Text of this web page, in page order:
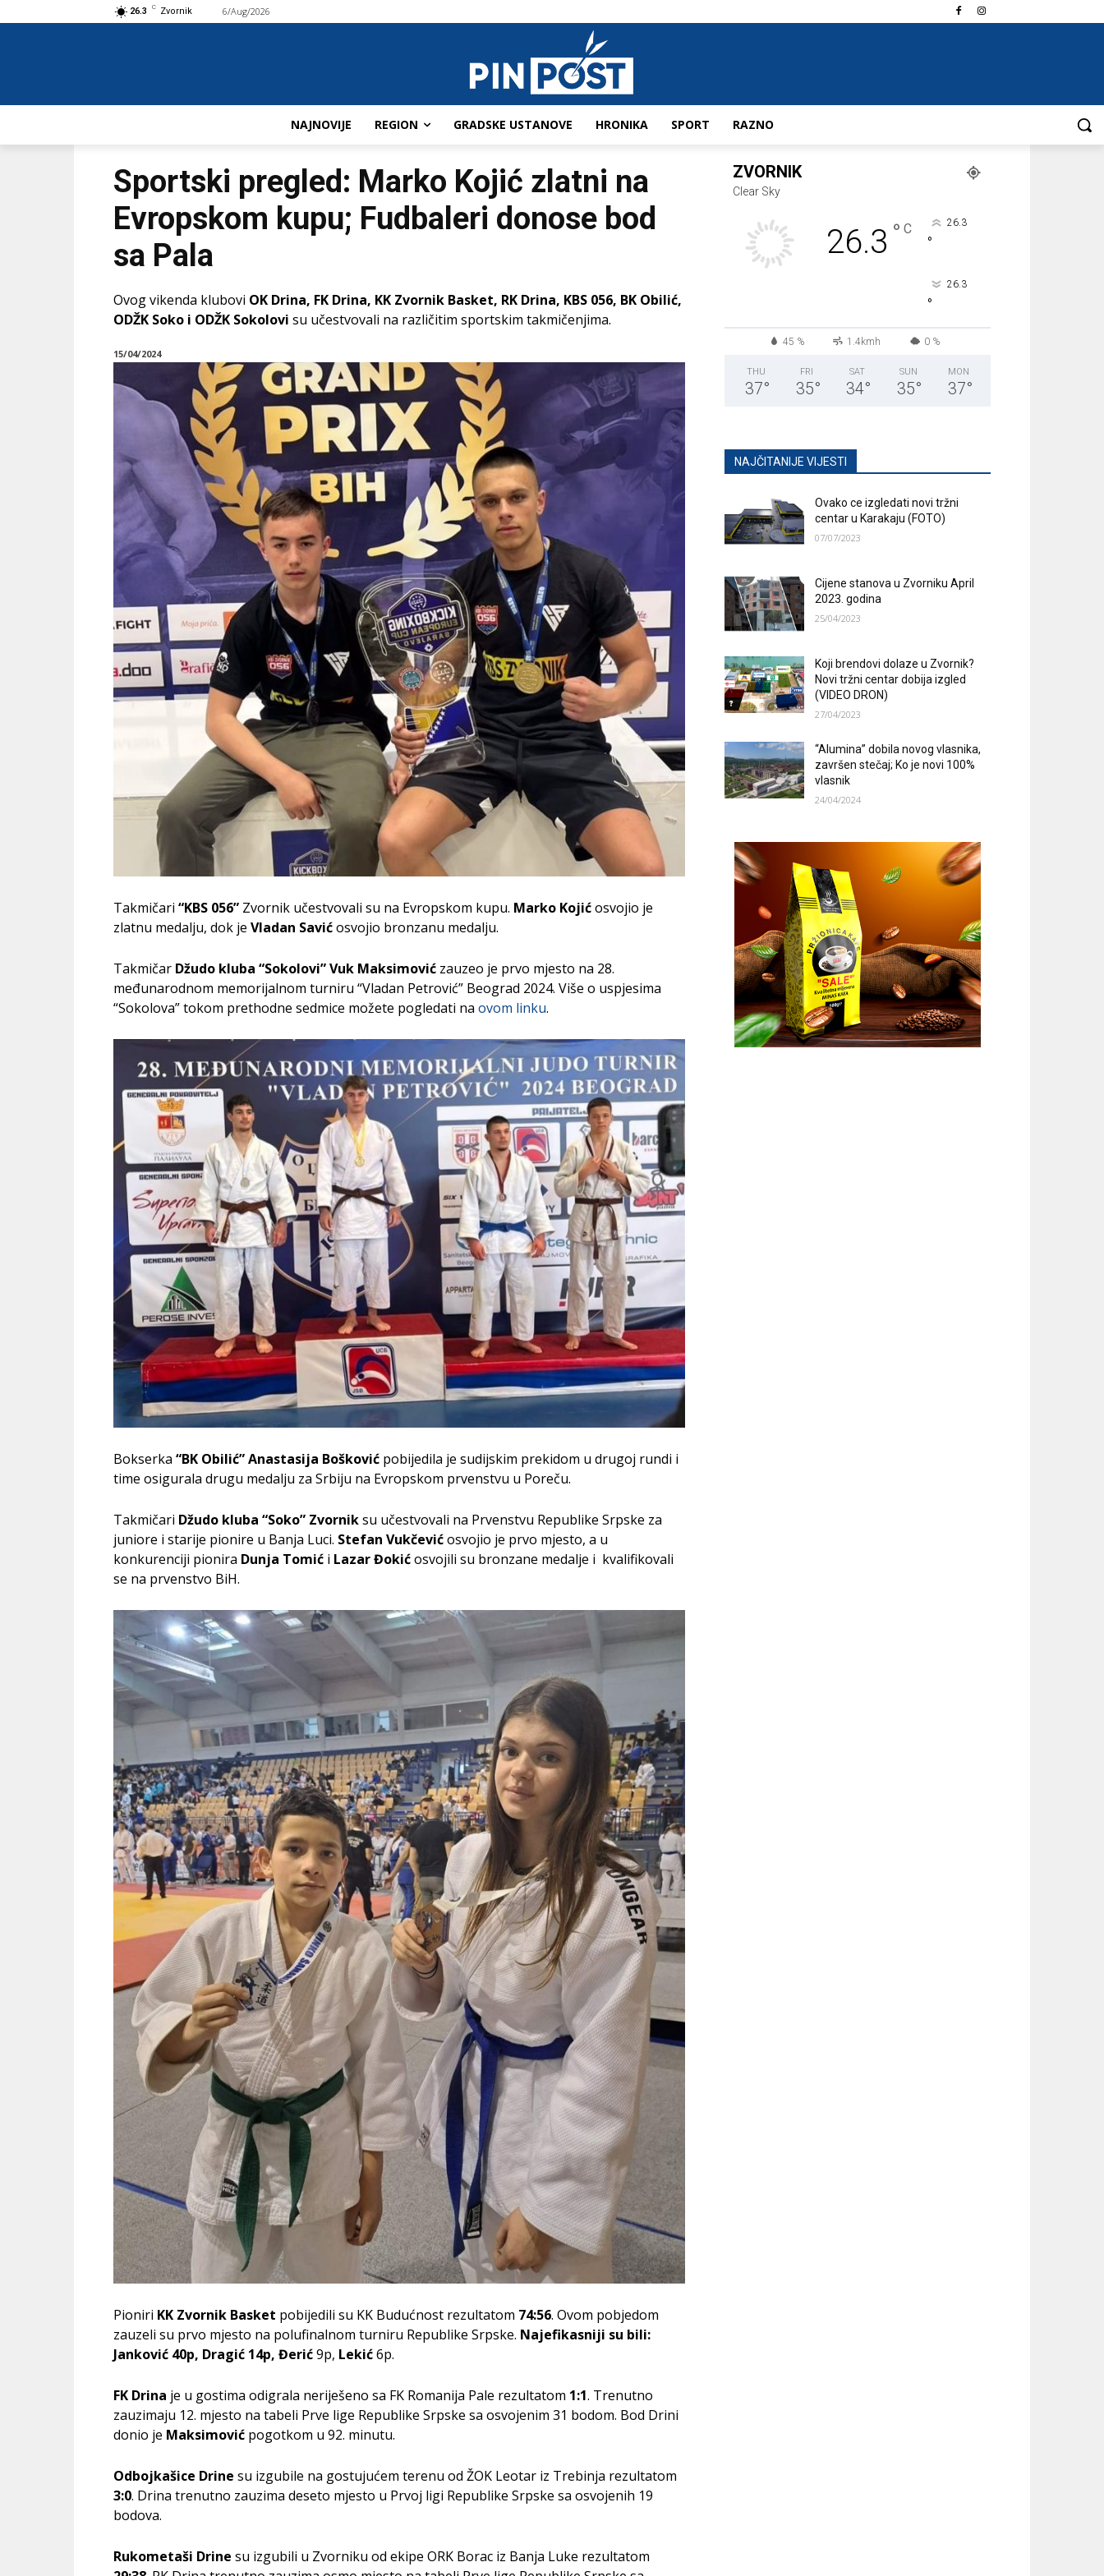
26.3 C Zvornik 6/Aug/2026
NAJNOVIJE REGION GRADSKE USTANOVE HRONIKA SPORT RAZNO
Sportski pregled: Marko Kojić zlatni na
Evropskom kupu; Fudbaleri donose bod
sa Pala
Ovog vikenda klubovi OK Drina, FK Drina, KK Zvornik Basket, RK Drina, KBS 056, BK Obilić,
ODŽK Soko i ODŽK Sokolovi su učestvovali na različitim sportskim takmičenjima.
15/04/2024
Takmičari “KBS 056” Zvornik učestvovali su na Evropskom kupu. Marko Kojićosvojio je
zlatnu medalju, dok je Vladan Savićosvojio bronzanu medalju.
Takmičar Džudo kluba “Sokolovi”Vuk Maksimović zauzeo je prvo mjesto na 28.
međunarodnom memorijalnom turniru “Vladan Petrović” Beograd 2024. Više o uspjesima
“Sokolova” tokom prethodne sedmice možete pogledati na ovom linku.
Bokserka “BK Obilić”Anastasija Bošković pobijedila je sudijskim prekidom u drugoj rundi i
time osigurala drugu medalju za Srbiju na Evropskom prvenstvu u Poreču.
Takmičari Džudo kluba “Soko” Zvorniksu učestvovali na Prvenstvu Republike Srpske za
juniore i starije pionire u Banja Luci. Stefan Vukčevićosvojio je prvo mjesto, a u
konkurenciji pionira Dunja Tomić i Lazar Đokićosvojili su bronzane medalje i kvalifikovali
se na prvenstvo BiH.
Pioniri KK Zvornik Basket pobijedili su KK Budućnost rezultatom 74:56. Ovom pobjedom
zauzeli su prvo mjesto na polufinalnom turniru Republike Srpske. Najefikasniji su bili:
Janković 40p, Dragić 14p, Đerić9p, Lekić6p.
FK Drina je u gostima odigrala neriješeno sa FK Romanija Pale rezultatom 1:1. Trenutno
zauzimaju 12. mjesto na tabeli Prve lige Republike Srpske sa osvojenim 31 bodom. Bod Drini
donio je Maksimović pogotkom u 92. minutu.
Odbojkašice Drine su izgubile na gostujućem terenu od ŽOK Leotar iz Trebinja rezultatom
3:0. Drina trenutno zauzima deseto mjesto u Prvoj ligi Republike Srpske sa osvojenih 19
bodova.
Rukometaši Drine su izgubili u Zvorniku od ekipe ORK Borac iz Banja Luke rezultatom
ZVORNIK
Clear Sky
26.3 ° C 26.3
°
26.3
°
45 % 1.4kmh 0 %
THU
37°
FRI
35°
SAT
34°
SUN
35°
MON
37°
NAJČITANIJE VIJESTI
Ovako ce izgledati novi tržni
centar u Karakaju (FOTO)
07/07/2023
Cijene stanova u Zvorniku April
2023. godina
25/04/2023
Koji brendovi dolaze u Zvornik?
Novi tržni centar dobija izgled
(VIDEO DRON)
27/04/2023
“Alumina” dobila novog vlasnika,
završen stečaj; Ko je novi 100%
vlasnik
24/04/2024